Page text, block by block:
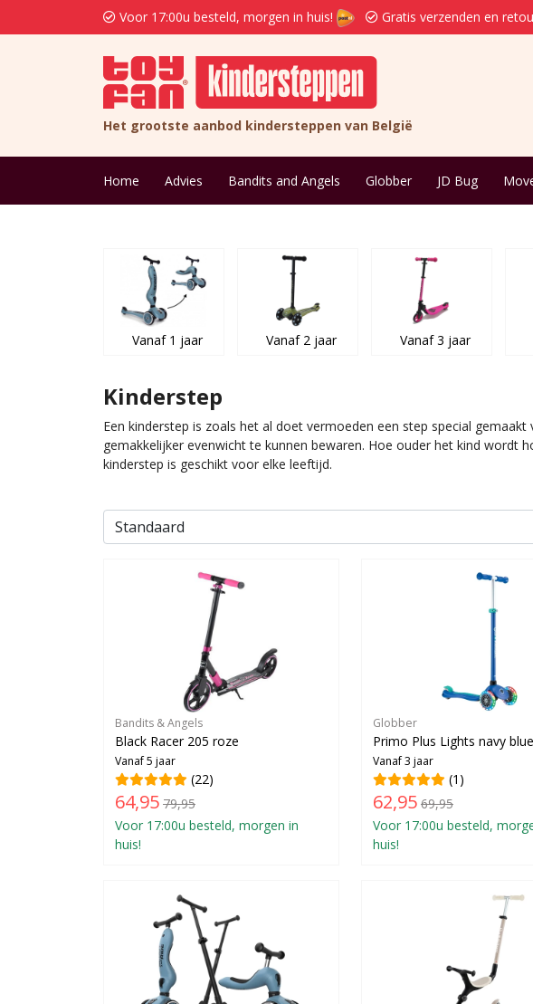
Voor 17:00u besteld, morgen in huis! Gratis verzenden en
Het grootste aanbod kindersteppen van België
Home Advies Bandits and Angels Globber JD Bug
Vanaf 1 jaar Vanaf 2 jaar Vanaf 3 jaar
Kinderstep
Een kinderstep is zoals het al doet vermoeden een step special
gemakkelijker evenwicht te kunnen bewaren. Hoe ouder het kind wordt
kinderstep is geschikt voor elke leeftijd.
Bandits & Angels
Black Racer 205 roze
Vanaf 5 jaar
(22)
64,95 79,95
Voor 17:00u besteld, morgen in
huis!
Globber
Primo Plus Lights navy blue
Vanaf 3 jaar
(1)
62,95 69,95
Voor 17:00u besteld,
huis!